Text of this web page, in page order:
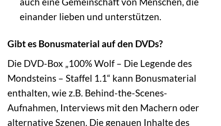
einander lieben und unterstützen.
Gibt es Bonusmaterial auf den DVDs?
Die DVD-Box „100% Wolf – Die Legende des
Mondsteins – Staffel 1.1“ kann Bonusmaterial
enthalten, wie z.B. Behind-the-Scenes-
Aufnahmen, Interviews mit den Machern oder
alternative Szenen. Die genauen Inhalte des